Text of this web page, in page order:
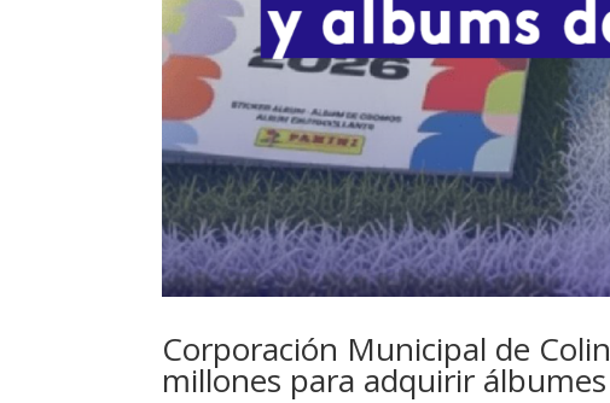
Corporación Municipal de
millones para adquirir